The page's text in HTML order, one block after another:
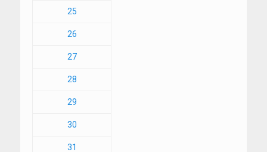
25
26
27
28
29
30
31